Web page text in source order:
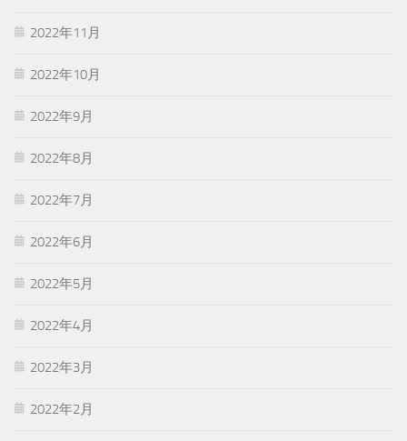
2022年11月
2022年10月
2022年9月
2022年8月
2022年7月
2022年6月
2022年5月
2022年4月
2022年3月
2022年2月